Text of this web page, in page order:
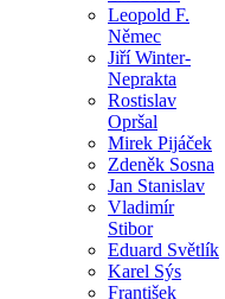
Leopold F.
Němec
Jiří Winter-
Neprakta
Rostislav
Opršal
Mirek Pijáček
Zdeněk Sosna
Jan Stanislav
Vladimír
Stibor
Eduard Světlík
Karel Sýs
František